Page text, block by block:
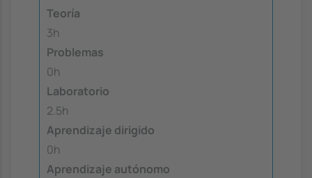
Teoría
3h
Problemas
0h
Laboratorio
2.5h
Aprendizaje dirigido
0h
Aprendizaje autónomo